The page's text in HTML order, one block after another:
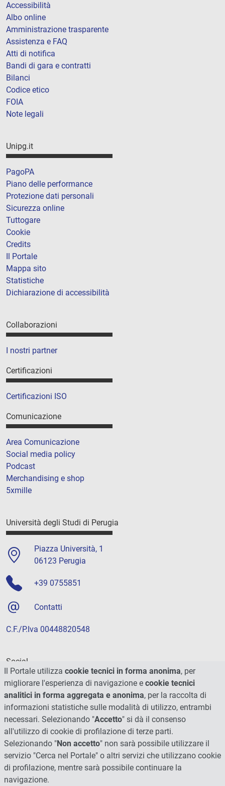
Accessibilità
Albo online
Amministrazione trasparente
Assistenza e FAQ
Atti di notifica
Bandi di gara e contratti
Bilanci
Codice etico
FOIA
Note legali
Unipg.it
PagoPA
Piano delle performance
Protezione dati personali
Sicurezza online
Tuttogare
Cookie
Credits
Il Portale
Mappa sito
Statistiche
Dichiarazione di accessibilità
Collaborazioni
I nostri partner
Certificazioni
Certificazioni ISO
Comunicazione
Area Comunicazione
Social media policy
Podcast
Merchandising e shop
5xmille
Università degli Studi di Perugia
Piazza Università, 1
06123 Perugia
+39 0755851
Contatti
C.F./P.Iva 00448820548
Social
Il Portale utilizza cookie tecnici in forma anonima, per
migliorare l'esperienza di navigazione e cookie tecnici
analitici in forma aggregata e anonima, per la raccolta di
informazioni statistiche sulle modalità di utilizzo, entrambi
necessari. Selezionando "Accetto" si dà il consenso
all'utilizzo di cookie di profilazione di terze parti.
Selezionando "Non accetto" non sarà possibile utilizzare il
servizio "Cerca nel Portale" o altri servizi che utilizzano cookie
di profilazione, mentre sarà possibile continuare la
navigazione.